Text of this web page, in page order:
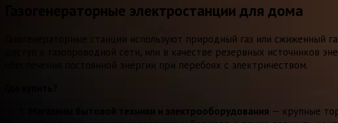
Газогенераторные электростанции для дома
Газогенераторные станции используют природный газ или сжиженный
доступ к газопроводной сети, или в качестве резервных источников
обеспечения постоянной энергии при перебоях с электричеством.
Магазины бытовой техники и электрооборудования — крупные